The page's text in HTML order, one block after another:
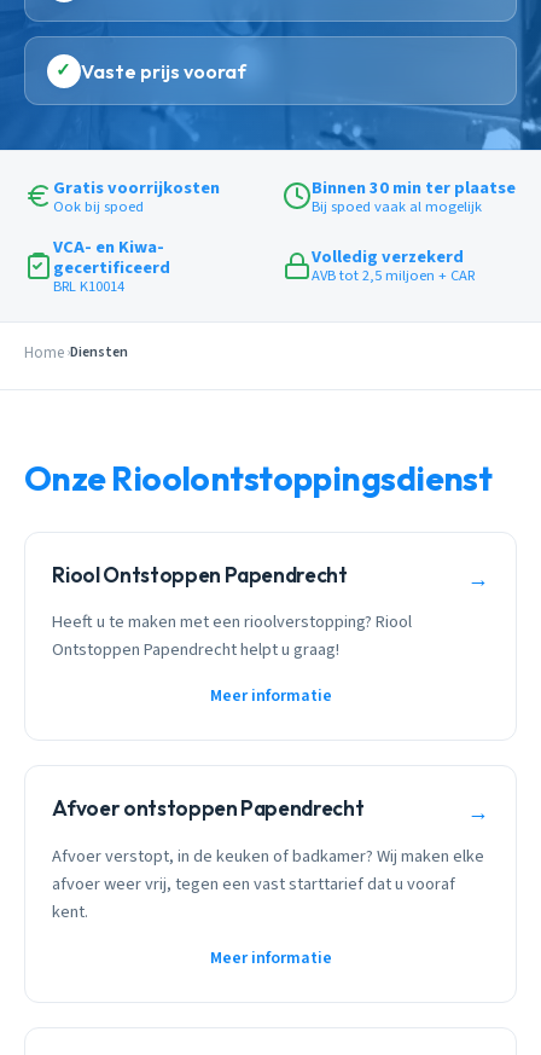
✓ Vaste prijs vooraf
Gratis voorrijkosten
Ook bij spoed
Binnen 30 min ter plaatse
Bij spoed vaak al mogelijk
VCA- en Kiwa-
gecertificeerd
BRL K10014
Volledig verzekerd
AVB tot 2,5 miljoen + CAR
Home Diensten
Onze Rioolontstoppingsdienst
Riool Ontstoppen Papendrecht →
Heeft u te maken met een rioolverstopping? Riool
Ontstoppen Papendrecht helpt u graag!
Meer informatie
Afvoer ontstoppen Papendrecht →
Afvoer verstopt, in de keuken of badkamer? Wij maken elke
afvoer weer vrij, tegen een vast starttarief dat u vooraf
kent.
Meer informatie